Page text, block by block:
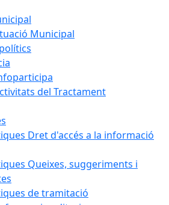
Municipal
del Tractament
Dret d'accés a la informació
Queixes, suggeriments i
de tramitació